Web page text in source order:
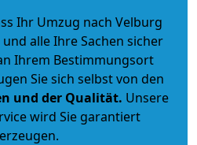
Ihr Umzug nach Velburg
alle Ihre Sachen sicher
Ihrem Bestimmungsort
Sie sich selbst von den
und der Qualität. Unsere
wird Sie garantiert